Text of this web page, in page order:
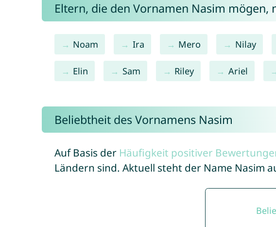
Eltern, die den Vornamen Nasim mögen,
Noam Ira Mero Nilay
Elin Sam Riley Ariel
Beliebtheit des Vornamens Nasim
Auf Basis der Häufigkeit positiver
Ländern sind. Aktuell steht der Name Nasim